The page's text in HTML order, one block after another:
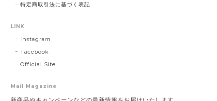
特定商取引法に基づく表記
LINK
Instagram
Facebook
Official Site
Mail Magazine